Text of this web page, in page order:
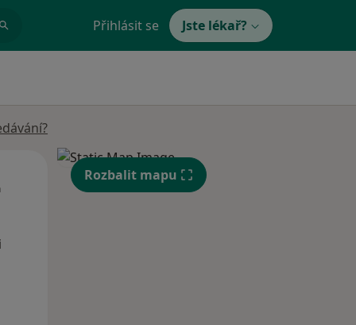
Přihlásit se Jste lékař?
Pá So
15 Srpen
Rozbalit mapu